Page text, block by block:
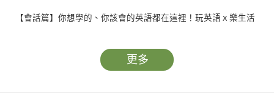
【會話篇】你想學的、你該會的英語都在這裡！玩英語ｘ樂生活
更多